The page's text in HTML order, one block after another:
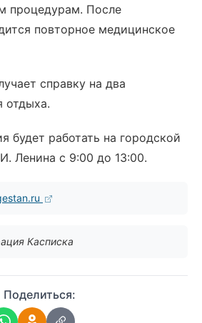
процедурам. После
повторное медицинское
справку на два
отдыха.
будет работать на городской
Ленина с 9:00 до 13:00.
Касписка
Поделиться: